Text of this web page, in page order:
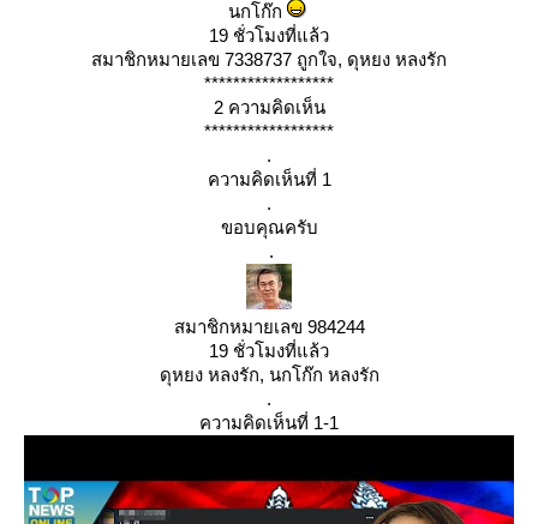
นกโก๊ก
19 ชั่วโมงที่แล้ว
สมาชิกหมายเลข 7338737 ถูกใจ, ดุหยง หลงรัก
******************
2 ความคิดเห็น
******************
.
ความคิดเห็นที่ 1
.
ขอบคุณครับ
.
สมาชิกหมายเลข 984244
19 ชั่วโมงที่แล้ว
ดุหยง หลงรัก, นกโก๊ก หลงรัก
.
ความคิดเห็นที่ 1-1